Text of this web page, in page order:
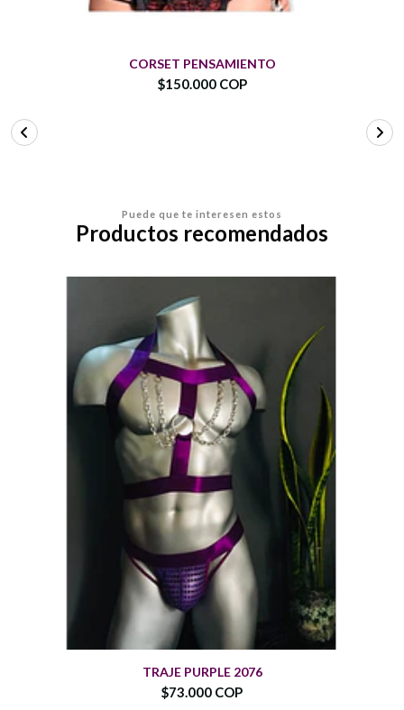
CORSET PENSAMIENTO
$150.000 COP
Puede que te interesen estos
Productos recomendados
TRAJE PURPLE 2076
$73.000 COP